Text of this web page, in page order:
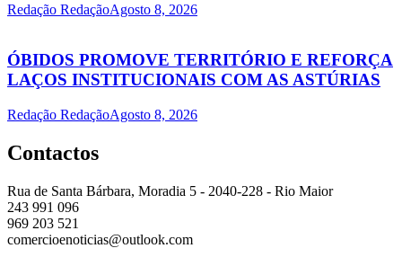
Redação RedaçãoAgosto 8, 2026
ÓBIDOS PROMOVE TERRITÓRIO E REFORÇA
LAÇOS INSTITUCIONAIS COM AS ASTÚRIAS
Redação RedaçãoAgosto 8, 2026
Contactos
Rua de Santa Bárbara, Moradia 5 - 2040-228 - Rio Maior
243 991 096
969 203 521
comercioenoticias@outlook.com